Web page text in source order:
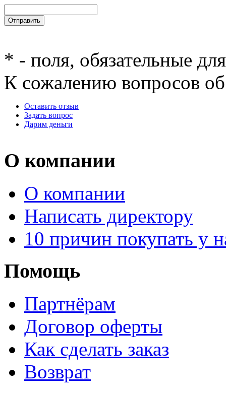
* - поля, обязательные
К сожалению вопросов об
Оставить отзыв
Задать вопрос
Дарим деньги
О компании
О компании
Написать директору
10 причин покупать у
Помощь
Партнёрам
Договор оферты
Как сделать заказ
Возврат